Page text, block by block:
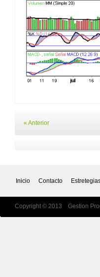
« Anterior
Inicio Contacto
Copyright © 2013 Gestion